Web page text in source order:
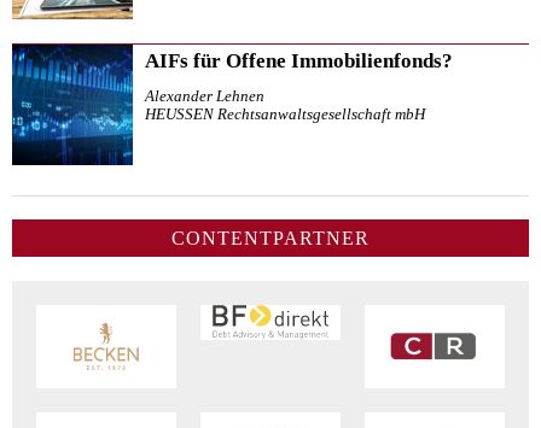
AIFs für Offene Immobilienfonds?
Alexander Lehnen
HEUSSEN Rechtsanwaltsgesellschaft mbH
CONTENTPARTNER